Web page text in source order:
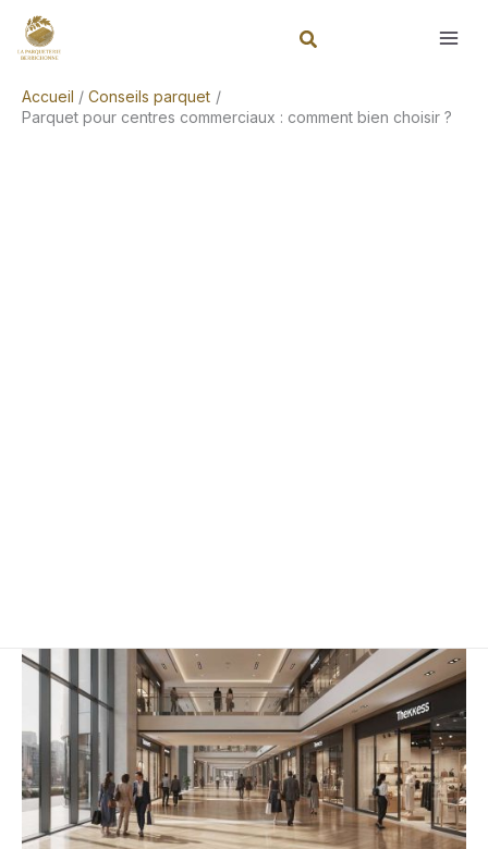
Accueil
Conseils parquet
Parquet pour centres commerciaux : comment bien choisir ?
Rechercher